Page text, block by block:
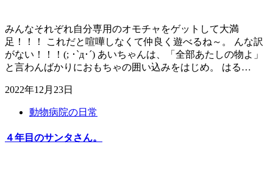
みんなそれぞれ自分専用のオモチャをゲットして大満
足！！！ これだと喧嘩しなくて仲良く遊べるね～。 んな訳
がない！！！(; ･`д･´) あいちゃんは、「全部あたしの物よ」
と言わんばかりにおもちゃの囲い込みをはじめ。 はる…
2022年12月23日
動物病院の日常
４年目のサンタさん。